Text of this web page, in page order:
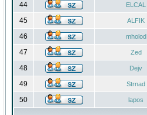
44 ELCAL
45 ALFIK
46 mholod
47 Zed
48 Dejv
49 Strnad
50 lapos